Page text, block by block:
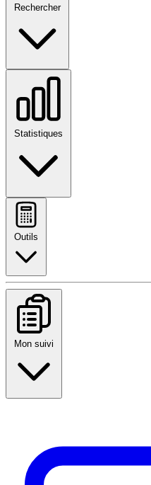
Rechercher
Statistiques
Outils
Mon suivi